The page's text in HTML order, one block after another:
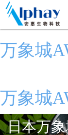
万象城
万象城
日本万